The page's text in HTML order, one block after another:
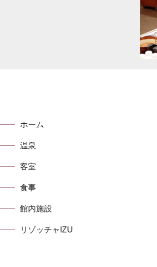
ホーム
温泉
客室
食事
館内施設
リゾッチャIZU